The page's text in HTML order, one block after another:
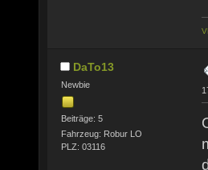
DaTo13
Newbie
Beiträge: 5
Fahrzeug: Robur LO
PLZ: 03116